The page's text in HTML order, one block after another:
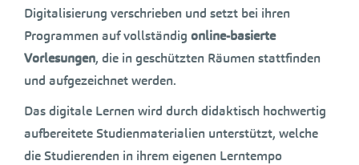
Digitalisierung verschrieben und setzt bei ihren
Programmen auf vollständig online-basierte
Vorlesungen, die in geschützten Räumen stattfinden
und aufgezeichnet werden.
Das digitale Lernen wird durch didaktisch hochwertig
aufbereitete Studienmaterialien unterstützt, welche
die Studierenden in ihrem eigenen Lerntempo